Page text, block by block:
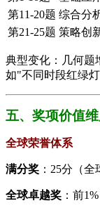
第11-20题 综合分
第21-25题 策略创
典型变化：几何题
如"不同时段红绿
五、​​奖项价值
全球荣誉体系​
​满分奖​ ：25分（全
​全球卓越奖​ ：前